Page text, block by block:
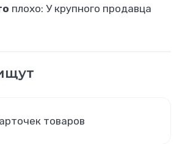
плохо: У крупного продавца
историю продаж, отзывы и
товаров